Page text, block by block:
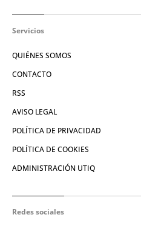
Servicios
QUIÉNES SOMOS
CONTACTO
RSS
AVISO LEGAL
POLÍTICA DE PRIVACIDAD
POLÍTICA DE COOKIES
ADMINISTRACIÓN UTIQ
Redes sociales